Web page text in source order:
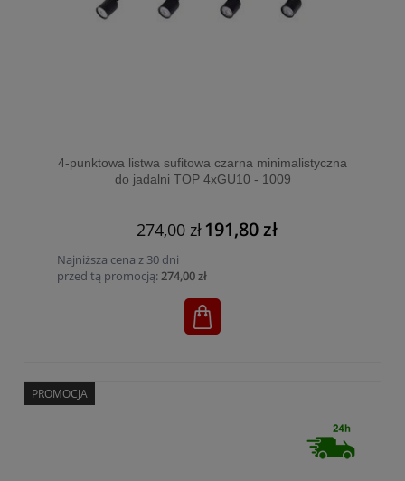
4-punktowa listwa sufitowa czarna minimalistyczna
do jadalni TOP 4xGU10 - 1009
274,00 zł 191,80 zł
Najniższa cena z 30 dni
przed tą promocją:274,00 zł
PROMOCJA